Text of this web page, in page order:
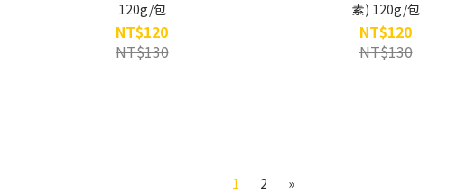
120g/包
NT$120
NT$130
素) 120g/包
NT$120
NT$130
1 2 »